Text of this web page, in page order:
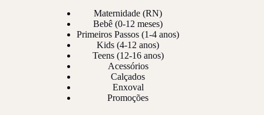
Maternidade (RN)
Bebê (0-12 meses)
Primeiros Passos (1-4 anos)
Kids (4-12 anos)
Teens (12-16 anos)
Acessórios
Calçados
Enxoval
Promoções